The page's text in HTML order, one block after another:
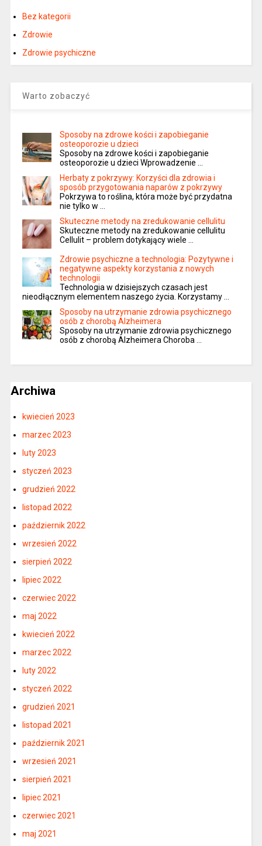
Bez kategorii
Zdrowie
Zdrowie psychiczne
Warto zobaczyć
Sposoby na zdrowe kości i zapobieganie
osteoporozie u dzieci
Sposoby na zdrowe kości i zapobieganie
osteoporozie u dzieci Wprowadzenie …
Herbaty z pokrzywy: Korzyści dla zdrowia i
sposób przygotowania naparów z pokrzywy
Pokrzywa to roślina, która może być przydatna
nie tylko w …
Skuteczne metody na zredukowanie cellulitu
Skuteczne metody na zredukowanie cellulitu
Cellulit – problem dotykający wiele …
Zdrowie psychiczne a technologia: Pozytywne i
negatywne aspekty korzystania z nowych
technologii
Technologia w dzisiejszych czasach jest
nieodłącznym elementem naszego życia. Korzystamy …
Sposoby na utrzymanie zdrowia psychicznego
osób z chorobą Alzheimera
Sposoby na utrzymanie zdrowia psychicznego
osób z chorobą Alzheimera Choroba …
Archiwa
kwiecień 2023
marzec 2023
luty 2023
styczeń 2023
grudzień 2022
listopad 2022
październik 2022
wrzesień 2022
sierpień 2022
lipiec 2022
czerwiec 2022
maj 2022
kwiecień 2022
marzec 2022
luty 2022
styczeń 2022
grudzień 2021
listopad 2021
październik 2021
wrzesień 2021
sierpień 2021
lipiec 2021
czerwiec 2021
maj 2021